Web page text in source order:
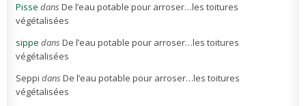
Pisse dansDe l’eau potable pour arroser…les toitures
végétalisées
sippe dansDe l’eau potable pour arroser…les toitures
végétalisées
Seppi dansDe l’eau potable pour arroser…les toitures
végétalisées